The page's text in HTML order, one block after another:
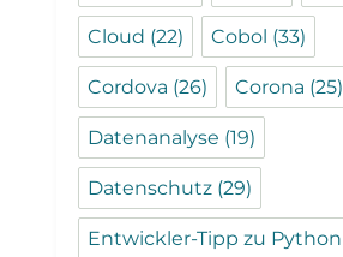
Cloud (22) Cobol (33)
Cordova (26) Corona (25)
Datenanalyse (19)
Datenschutz (29)
Entwickler-Tipp zu Python